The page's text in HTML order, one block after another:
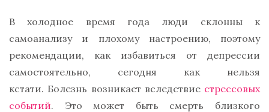
В холодное время года люди склонны к
самоанализу и плохому настроению, поэтому
рекомендации, как избавиться от депрессии
самостоятельно, сегодня как нельзя
кстати. Болезнь возникает вследствие стрессовых
событий. Это может быть смерть близкого